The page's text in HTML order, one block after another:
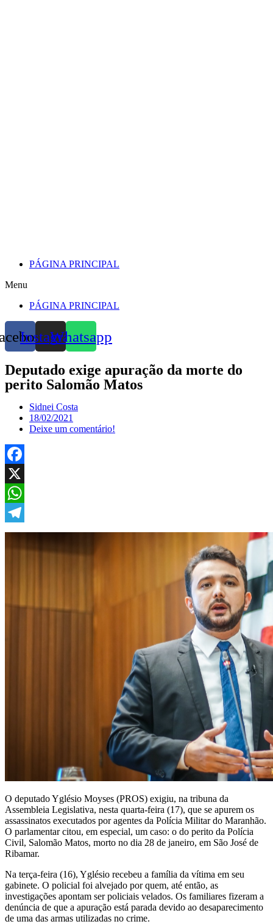
PÁGINA PRINCIPAL
Menu
PÁGINA PRINCIPAL
InstagramWhatsapp
Deputado exige apuração da morte do
perito Salomão Matos
Sidnei Costa
18/02/2021
Deixe um comentário!
Facebook
X
WhatsApp
Telegram
O deputado Yglésio Moyses (PROS) exigiu, na tribuna da
Assembleia Legislativa, nesta quarta-feira (17), que se apurem os
assassinatos executados por agentes da Polícia Militar do Maranhão.
O parlamentar citou, em especial, um caso: o do perito da Polícia
Civil, Salomão Matos, morto no dia 28 de janeiro, em São José de
Ribamar.
Na terça-feira (16), Yglésio recebeu a família da vítima em seu
gabinete. O policial foi alvejado por quem, até então, as
investigações apontam ser policiais velados. Os familiares fizeram a
denúncia de que a apuração está parada devido ao desaparecimento
de uma das armas utilizadas no crime.